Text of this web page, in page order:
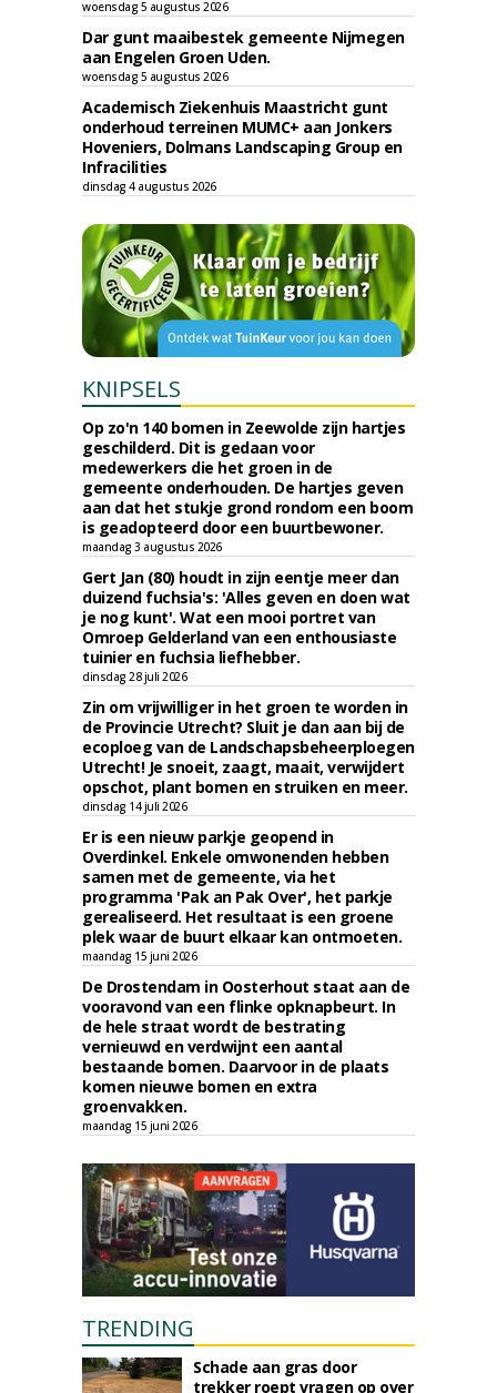
woensdag 5 augustus 2026
Dar gunt maaibestek gemeente Nijmegen
aan Engelen Groen Uden.
woensdag 5 augustus 2026
Academisch Ziekenhuis Maastricht gunt
onderhoud terreinen MUMC+ aan Jonkers
Hoveniers, Dolmans Landscaping Group en
Infracilities
dinsdag 4 augustus 2026
KNIPSELS
Op zo'n 140 bomen in Zeewolde zijn hartjes
geschilderd. Dit is gedaan voor
medewerkers die het groen in de
gemeente onderhouden. De hartjes geven
aan dat het stukje grond rondom een boom
is geadopteerd door een buurtbewoner.
maandag 3 augustus 2026
Gert Jan (80) houdt in zijn eentje meer dan
duizend fuchsia's: 'Alles geven en doen wat
je nog kunt'. Wat een mooi portret van
Omroep Gelderland van een enthousiaste
tuinier en fuchsia liefhebber.
dinsdag 28 juli 2026
Zin om vrijwilliger in het groen te worden in
de Provincie Utrecht? Sluit je dan aan bij de
ecoploeg van de Landschapsbeheerploegen
Utrecht! Je snoeit, zaagt, maait, verwijdert
opschot, plant bomen en struiken en meer.
dinsdag 14 juli 2026
Er is een nieuw parkje geopend in
Overdinkel. Enkele omwonenden hebben
samen met de gemeente, via het
programma 'Pak an Pak Over', het parkje
gerealiseerd. Het resultaat is een groene
plek waar de buurt elkaar kan ontmoeten.
maandag 15 juni 2026
De Drostendam in Oosterhout staat aan de
vooravond van een flinke opknapbeurt. In
de hele straat wordt de bestrating
vernieuwd en verdwijnt een aantal
bestaande bomen. Daarvoor in de plaats
komen nieuwe bomen en extra
groenvakken.
maandag 15 juni 2026
TRENDING
Schade aan gras door
trekker roept vragen op over